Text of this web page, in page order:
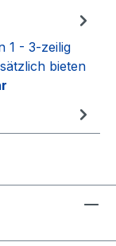
1 - 3-zeilig
bieten